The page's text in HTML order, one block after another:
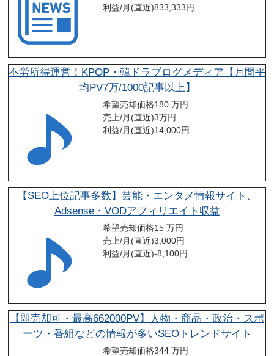
利益/月(直近)833,333円
不労所得運営！KPOP・韓ドラブログメディア【月間平
均PV7万/1000記事以上】
希望売却価格180 万円
売上/月(直近)3万円
利益/月(直近)14,000円
【SEO上位記事多数】芸能・エンタメ情報サイト、
Adsense・VODアフィリエイト収益
希望売却価格15 万円
売上/月(直近)3,000円
利益/月(直近)-8,100円
【即売却可・最高662000PV】人物・商品・政治・スポ
ーツ・番組などの情報が多いSEOトレンドサイト
希望売却価格344 万円